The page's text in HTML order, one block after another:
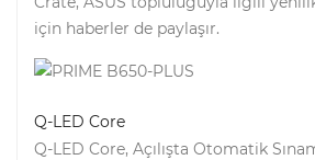
için haberler de paylaşır.
Q-LED Core
Q-LED Core, Açılışta Otomatik